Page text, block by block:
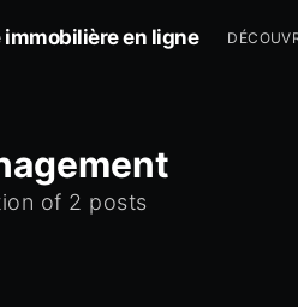
immobilière en ligne
of 2 posts